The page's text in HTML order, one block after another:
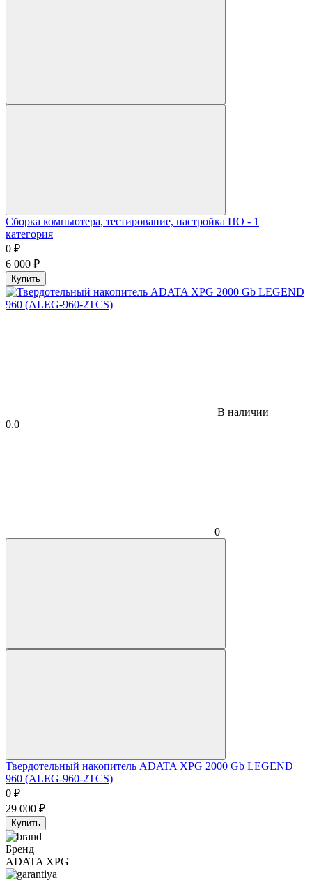
Сборка компьютера, тестирование, настройка ПО - 1
категория
0 ₽
6 000 ₽
Купить
В наличии
0.0
0
Твердотельный накопитель ADATA XPG 2000 Gb LEGEND
960 (ALEG-960-2TCS)
0 ₽
29 000 ₽
Купить
Бренд
ADATA XPG